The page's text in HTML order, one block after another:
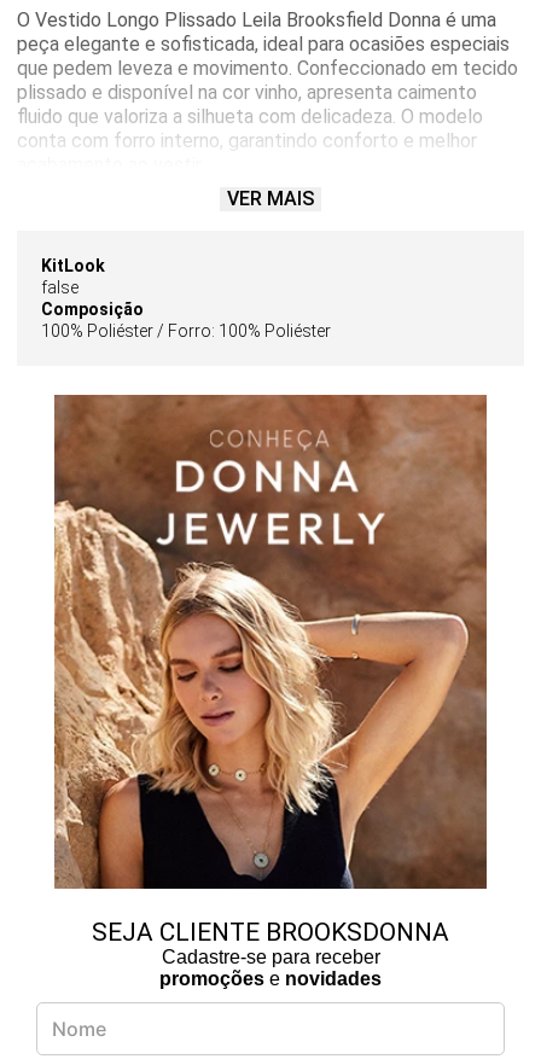
O Vestido Longo Plissado Leila Brooksfield Donna é uma
peça elegante e sofisticada, ideal para ocasiões especiais
que pedem leveza e movimento. Confeccionado em tecido
plissado e disponível na cor vinho, apresenta caimento
fluido que valoriza a silhueta com delicadeza. O modelo
conta com forro interno, garantindo conforto e melhor
Sem mangas, possui decote em V que alonga a linha do
marca sutilmente a silhueta, enquanto a modelagem evasê
proporciona movimento e elegância ao caminhar. O
fechamento por zíper na parte posterior oferece
praticidade e acabamento discreto.
escolha atemporal que combina charme, leveza e
refinamento.
VER MAIS
KitLook
false
Composição
100% Poliéster / Forro: 100% Poliéster
SEJA CLIENTE BROOKSDONNA
Cadastre-se para receber
promoções e novidades